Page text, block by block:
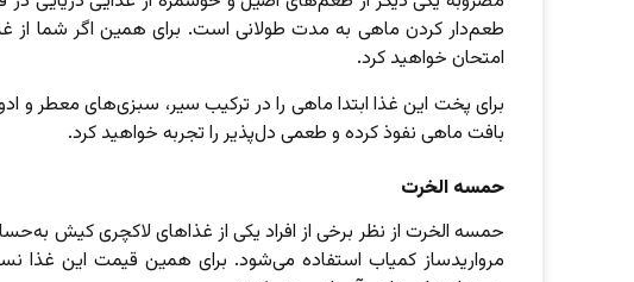
طعم‌دار کردن ماهی به مدت طولانی است. برای همین اگر شما از
امتحان خواهید کرد.
برای پخت این غذا ابتدا ماهی را در ترکیب سیر، سبزی‌های معطر و
بافت ماهی نفوذ کرده و طعمی دل‌پذیر را تجربه خواهید کرد.
حمسه الخرت
حمسه الخرت از نظر برخی از افراد یکی از غذاهای لاکچری کیش
مرواریدساز کمیاب استفاده می‌شود. برای همین قیمت این غذا